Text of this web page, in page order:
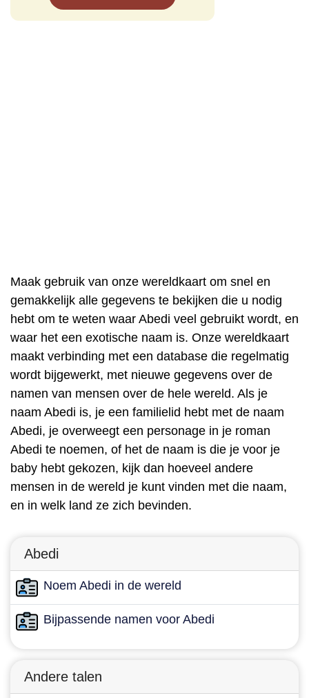
Maak gebruik van onze wereldkaart om snel en
gemakkelijk alle gegevens te bekijken die u nodig
hebt om te weten waar Abedi veel gebruikt wordt, en
waar het een exotische naam is. Onze wereldkaart
maakt verbinding met een database die regelmatig
wordt bijgewerkt, met nieuwe gegevens over de
namen van mensen over de hele wereld. Als je
naam Abedi is, je een familielid hebt met de naam
Abedi, je overweegt een personage in je roman
Abedi te noemen, of het de naam is die je voor je
baby hebt gekozen, kijk dan hoeveel andere
mensen in de wereld je kunt vinden met die naam,
en in welk land ze zich bevinden.
Abedi
Noem Abedi in de wereld
Bijpassende namen voor Abedi
Andere talen